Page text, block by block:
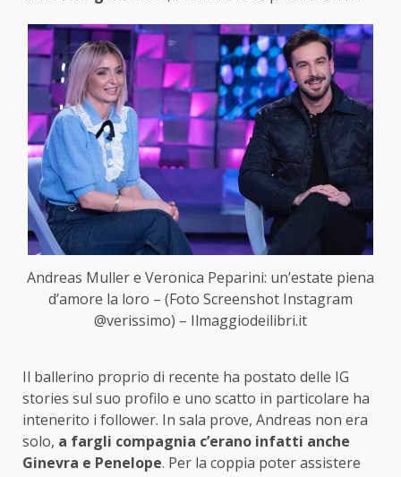
Andreas Muller e Veronica Peparini: un’estate piena
d’amore la loro – (Foto Screenshot Instagram
@verissimo) – Ilmaggiodeilibri.it
Il ballerino proprio di recente ha postato delle IG
stories sul suo profilo e uno scatto in particolare ha
intenerito i follower. In sala prove, Andreas non era
solo, a fargli compagnia c’erano infatti anche
Ginevra e Penelope. Per la coppia poter assistere